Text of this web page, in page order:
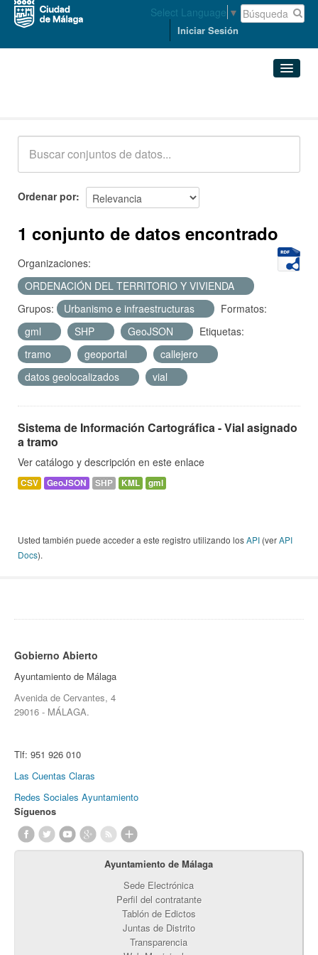
Select Language ▼
Iniciar Sesión
Acerca de
Ordenar por
1 conjunto de datos encontrado
Organizaciones:
ORDENACIÓN DEL TERRITORIO Y VIVIENDA
Grupos:
Urbanismo e infraestructuras
Formatos:
gml
SHP GeoJSON
Etiquetas:
tramo
geoportal
callejero
datos geolocalizados
vial
Sistema de Información Cartográfica - Vial asignado
a tramo
Ver catálogo y descripción en este enlace
CSV GeoJSON SHP KML gml
Usted también puede acceder a este registro utilizando losAPI (verAPI
Docs).
Gobierno Abierto
Ayuntamiento de Málaga
Avenida de Cervantes, 4
29016 - MÁLAGA.
Tlf: 951 926 010
Las Cuentas Claras
Redes Sociales Ayuntamiento
Síguenos
Ayuntamiento de Málaga
Sede Electrónica
Perfil del contratante
Tablón de Edictos
Juntas de Distrito
Transparencia